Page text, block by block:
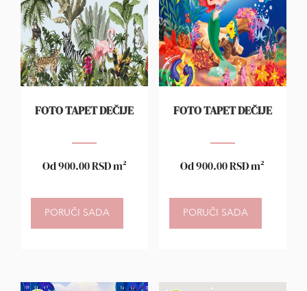
FOTO TAPET DEČIJE
Od900.00RSDm²
PORUČI SADA
FOTO TAPET DEČIJE
Od900.00RSDm²
PORUČI SADA